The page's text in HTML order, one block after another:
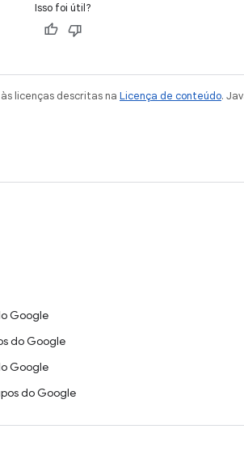
Isso foi útil?
licenças descritas na Licença de conteúdo.
Google
do Google
Google
do Google